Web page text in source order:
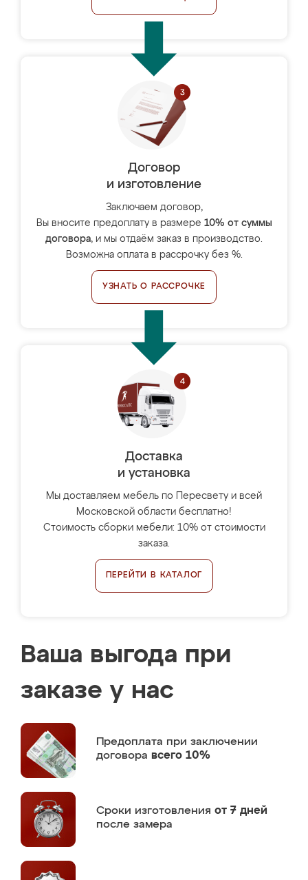
Договор
и изготовление
Заключаем договор,
Вы вносите предоплату в размере 10% от суммы
договора, и мы отдаём заказ в производство.
Возможна оплата в рассрочку без %.
УЗНАТЬ О РАССРОЧКЕ
Доставка
и установка
Мы доставляем мебель по Пересвету и всей
Московской области бесплатно!
Стоимость сборки мебели: 10% от стоимости
заказа.
ПЕРЕЙТИ В КАТАЛОГ
Ваша выгода при
заказе у нас
Предоплата при заключении
договора всего 10%
Сроки изготовления от 7 дней
после замера